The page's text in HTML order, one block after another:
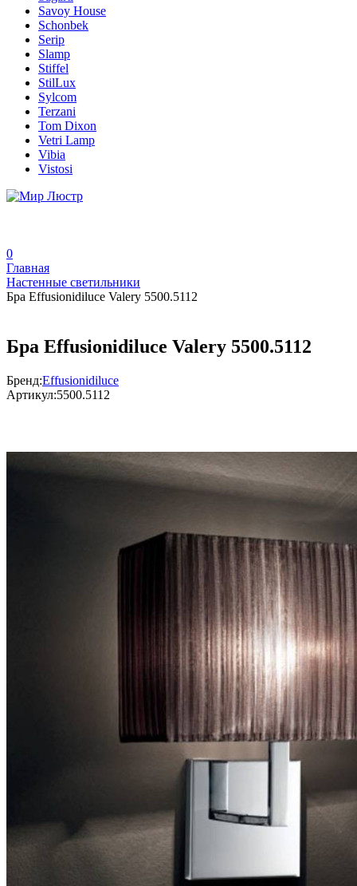
Savoy House
Schonbek
Serip
Slamp
Stiffel
StilLux
Sylcom
Terzani
Tom Dixon
Vetri Lamp
Vibia
Vistosi
0
Главная
Настенные светильники
Бра Effusionidiluce Valery 5500.5112
Бра Effusionidiluce Valery 5500.5112
Бренд:Effusionidiluce
Артикул:5500.5112